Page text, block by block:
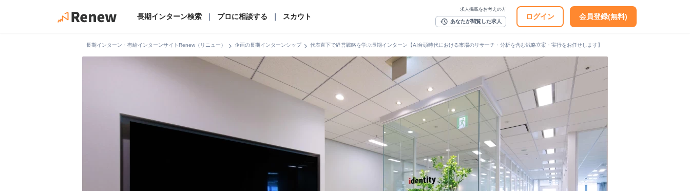
長期インターン検索 プロに相談する スカウト
求人掲載をお考えの方
history あなたが閲覧した求人
ログイン 会員登録(無料)
長期インターン・有給インターンサイトRenew（リニュー） chevron_right 企画の長期インターンシップchevron_right 代表直下で経営戦略を学ぶ長期インターン【AI台頭時代における市場のリサーチ・分析を含む戦略立案・実行をお任せします】